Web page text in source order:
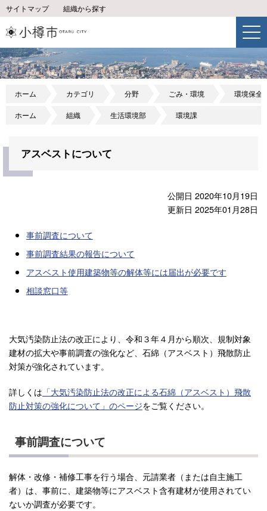
サイトマップ 組織から探す
ホーム カテゴリ 分野 ごみ・環境 環境保全
ホーム 組織 生活環境部 環境課
アスベストについて
公開日 2020年10月19日
更新日 2025年01月28日
事前調査について
事前調査結果の報告について
アスベスト使用建築物等の解体等には届出が必要です
相談窓口等
大気汚染防止法の改正により、令和３年４月から順次、規制対象
建材の拡大や事前調査の強化など、石綿（アスベスト）飛散防止
対策が強化されています。
詳しくは 「大気汚染防止法の改正による石綿（アスベスト）飛散
防止対策の強化について 」 のページをご覧ください。
事前調査について
解体・改修・補修工事を行う場合、元請業者（または自主施工
者）は、事前に、建築物等にアスベスト含有建材が使用されてい
ないか調査が必要です。